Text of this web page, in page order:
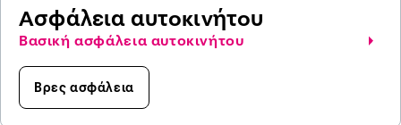
Ασφάλεια αυτοκινήτου
Βασική ασφάλεια αυτοκινήτου
Βρες ασφάλεια